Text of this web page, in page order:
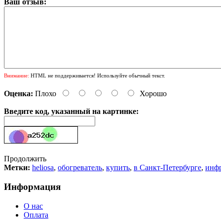
Ваш отзыв:
Внимание: HTML не поддерживается! Используйте обычный текст.
Оценка: Плохо Хорошо
Введите код, указанный на картинке:
Продолжить
Метки: heliosa, обогреватель, купить, в Санкт-Петербурге,
Информация
О нас
Оплата